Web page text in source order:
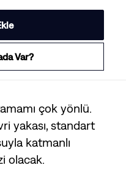
Var?
çok yönlü.
yakası, standart
katmanlı
olacak.